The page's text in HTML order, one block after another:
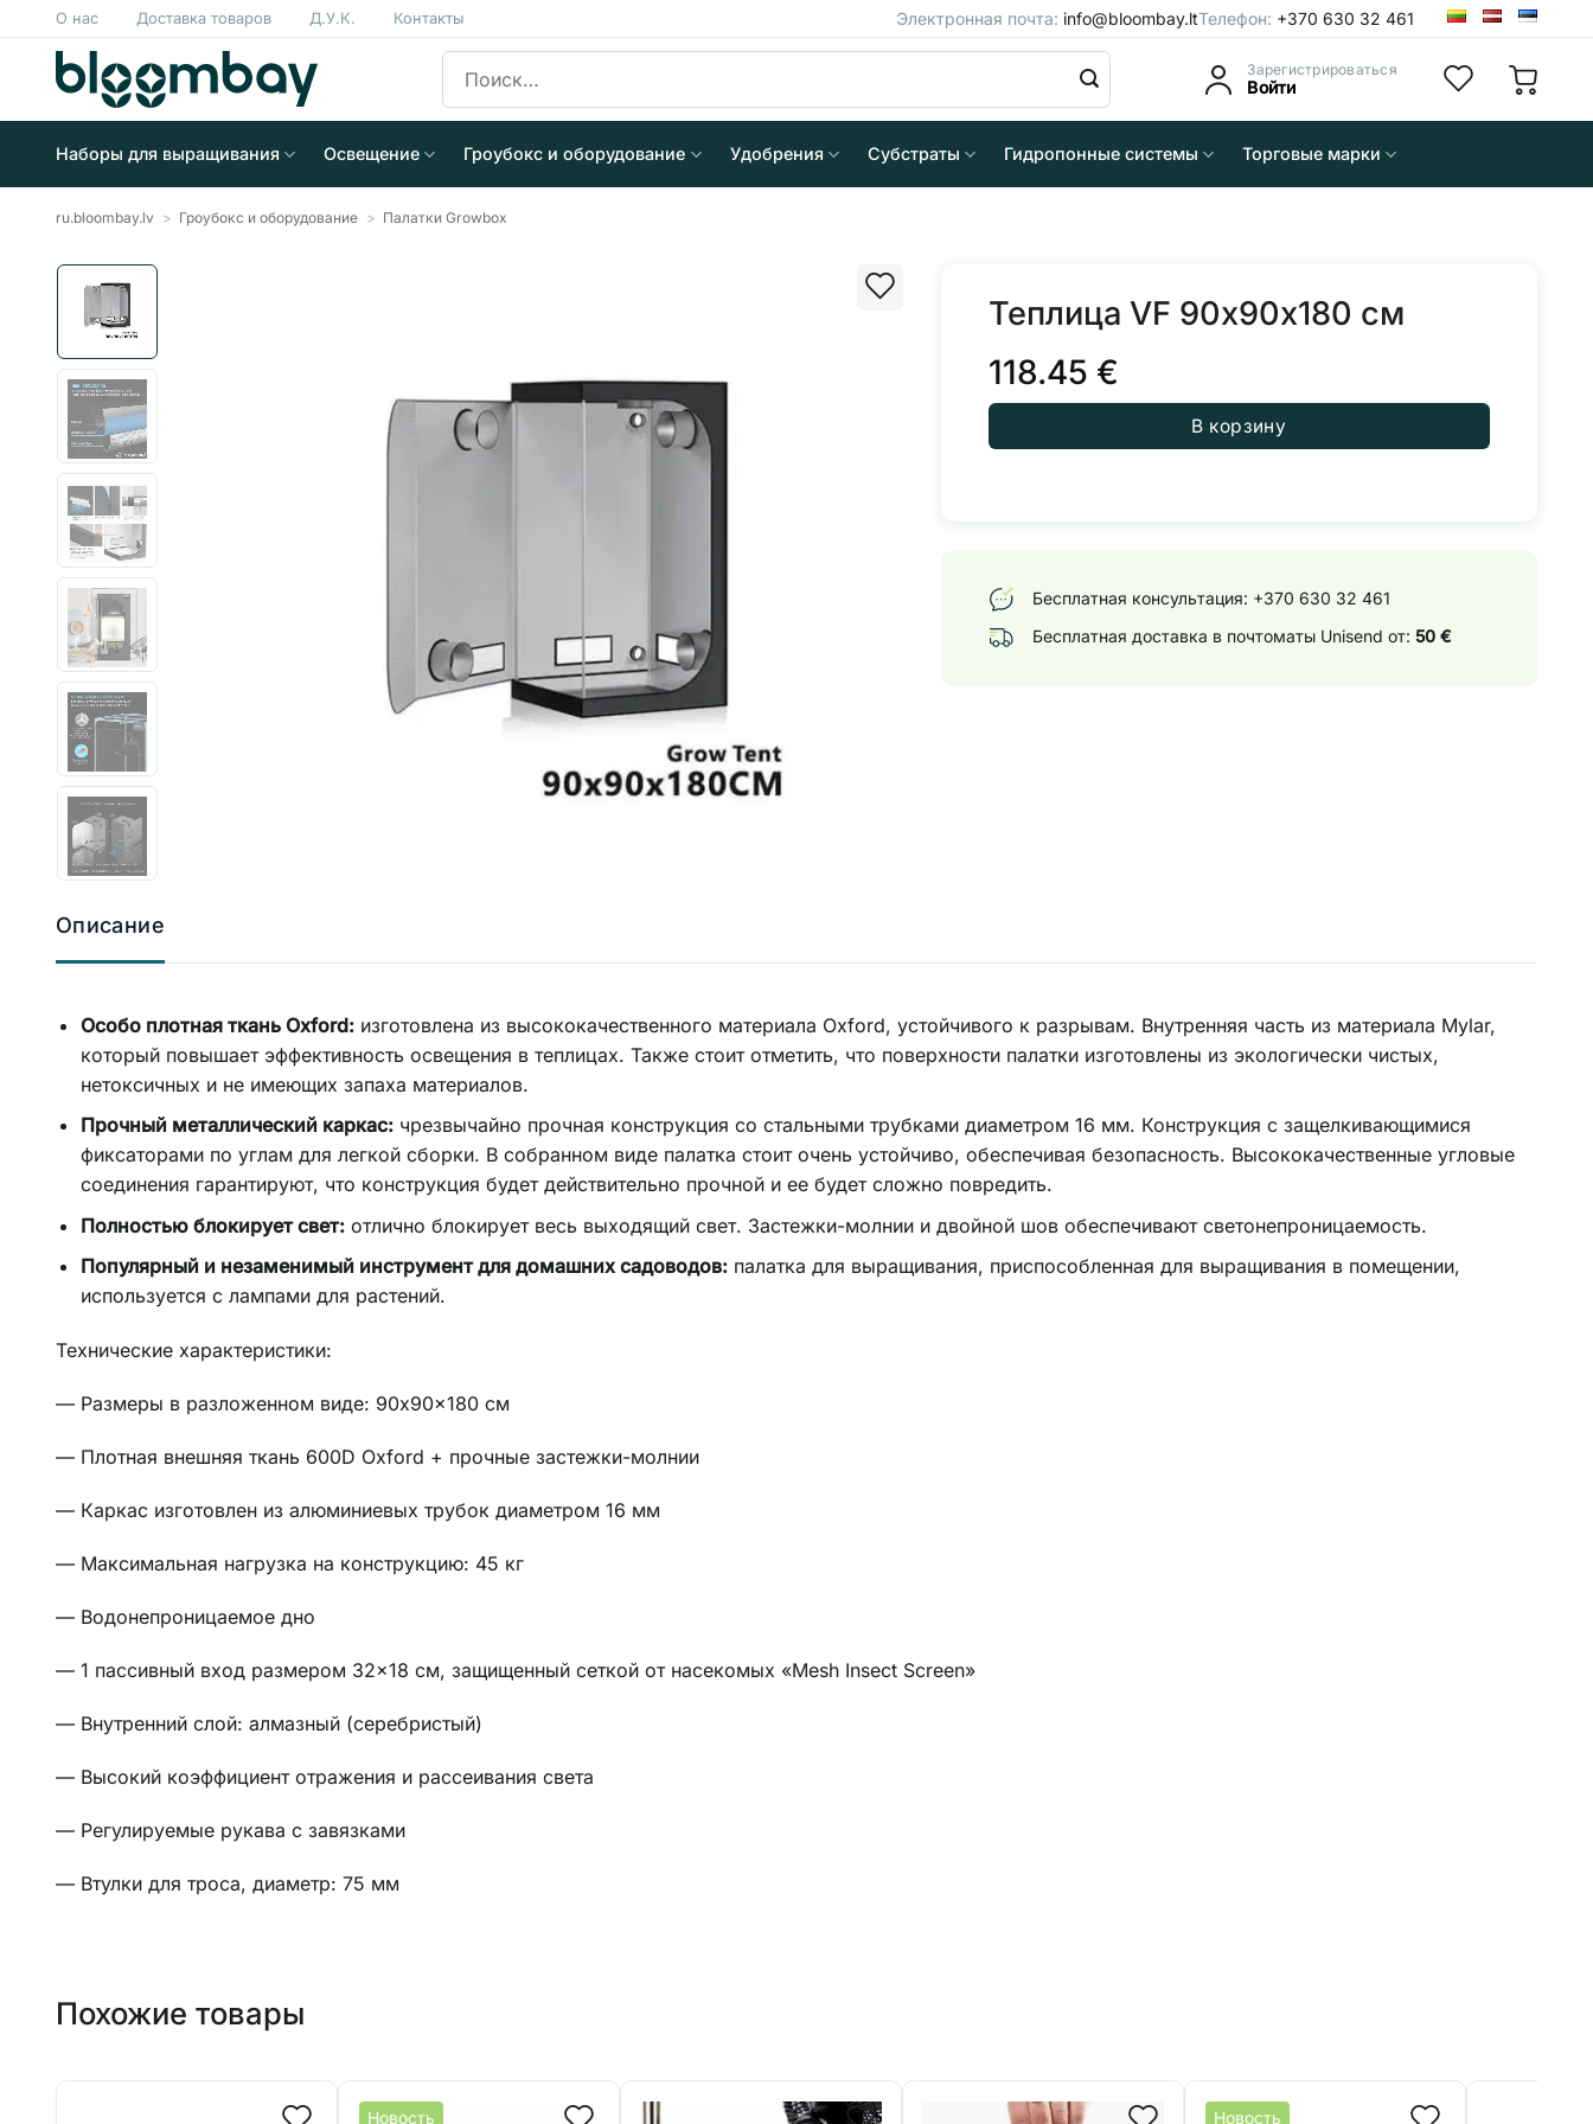
to
content
О нас Доставка товаров Д.У.К. Контакты Электронная почта: info@bloombay.ltТелефон: +370 630 32 461
Искать: Зарегистрироваться
Войти
Наборы для выращивания Освещение Гроубокс и оборудование Удобрения Субстраты Гидропонные системы Торговые марки
ru.bloombay.lv > Гроубокс и оборудование > Палатки Growbox
Теплица VF 90x90x180 см
118.45 €
В корзину
Бесплатная консультация: +370 630 32 461
Бесплатная доставка в почтоматы Unisend от: 50 €
Описание
Особо плотная ткань Oxford:изготовлена из высококачественного материала Oxford, устойчивого к разрывам. Внутренняя часть из материала Mylar,
который повышает эффективность освещения в теплицах. Также стоит отметить, что поверхности палатки изготовлены из экологически чистых,
нетоксичных и не имеющих запаха материалов.
Прочный металлический каркас:чрезвычайно прочная конструкция со стальными трубками диаметром 16 мм. Конструкция с защелкивающимися
фиксаторами по углам для легкой сборки. В собранном виде палатка стоит очень устойчиво, обеспечивая безопасность. Высококачественные угловые
соединения гарантируют, что конструкция будет действительно прочной и ее будет сложно повредить.
Полностью блокирует свет:отлично блокирует весь выходящий свет. Застежки-молнии и двойной шов обеспечивают светонепроницаемость.
Популярный и незаменимый инструмент для домашних садоводов:палатка для выращивания, приспособленная для выращивания в помещении,
используется с лампами для растений.
Технические характеристики:
— Размеры в разложенном виде: 90x90x180 см
— Плотная внешняя ткань 600D Oxford + прочные застежки-молнии
— Каркас изготовлен из алюминиевых трубок диаметром 16 мм
— Максимальная нагрузка на конструкцию: 45 кг
— Водонепроницаемое дно
— 1 пассивный вход размером 32×18 см, защищенный сеткой от насекомых «Mesh Insect Screen»
— Внутренний слой: алмазный (серебристый)
— Высокий коэффициент отражения и рассеивания света
— Регулируемые рукава с завязками
— Втулки для троса, диаметр: 75 мм
Похожие товары
Новость Новость